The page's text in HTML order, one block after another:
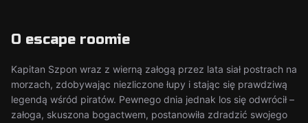
O escape roomie
Kapitan Szpon wraz z wierną załogą przez lata siał postrach na
morzach, zdobywając niezliczone łupy i stając się prawdziwą
legendą wśród piratów. Pewnego dnia jednak los się odwrócił –
załoga, skuszona bogactwem, postanowiła zdradzić swojego